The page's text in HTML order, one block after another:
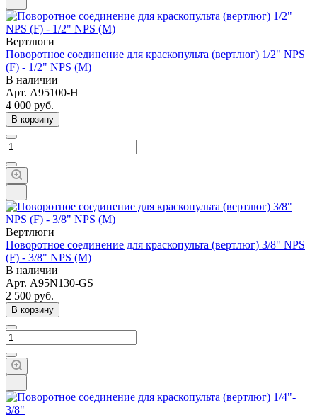
Вертлюги
Поворотное соединение для краскопульта (вертлюг) 1/2" NPS
(F) - 1/2" NPS (M)
В наличии
Арт. A95100-H
4 000 руб.
В корзину
Вертлюги
Поворотное соединение для краскопульта (вертлюг) 3/8" NPS
(F) - 3/8" NPS (M)
В наличии
Арт. A95N130-GS
2 500 руб.
В корзину